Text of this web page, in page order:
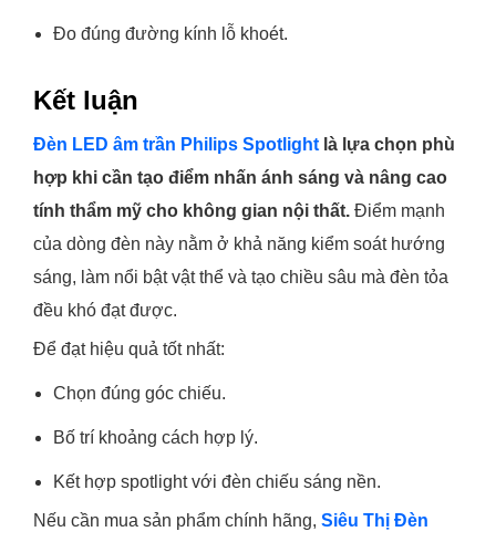
Đo đúng đường kính lỗ khoét.
Kết luận
Đèn LED âm trần Philips Spotlight là lựa chọn phù
hợp khi cần tạo điểm nhấn ánh sáng và nâng cao
tính thẩm mỹ cho không gian nội thất. Điểm mạnh
của dòng đèn này nằm ở khả năng kiểm soát hướng
sáng, làm nổi bật vật thể và tạo chiều sâu mà đèn tỏa
đều khó đạt được.
Để đạt hiệu quả tốt nhất:
Chọn đúng góc chiếu.
Bố trí khoảng cách hợp lý.
Kết hợp spotlight với đèn chiếu sáng nền.
Nếu cần mua sản phẩm chính hãng, Siêu Thị Đèn